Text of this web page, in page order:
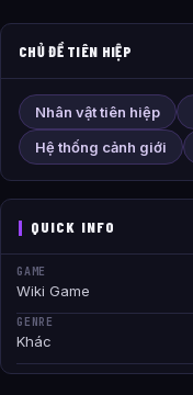
CHỦ ĐỀ TIÊN HIỆP
Nhân vật tiên hiệp
Hệ thống cảnh giới
QUICK INFO
GAME
Wiki Game
GENRE
Khác